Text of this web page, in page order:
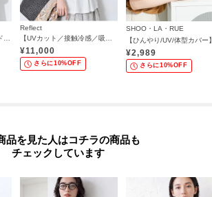
【バックシャン／洗える】ドッキングデザイントップス
Reflect
【UVカット／接触冷感／吸水速乾】タックデザインフレアトップス
¥11,000
さらに10%OFF
SHOO・LA・RUE
¥2,989
さらに10%OFF
品を見た人はコチラの商品も
チェックしています